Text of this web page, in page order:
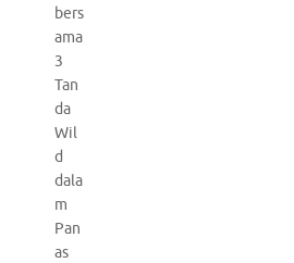
bers
ama
3
Tan
da
Wil
d
dala
m
Pan
as